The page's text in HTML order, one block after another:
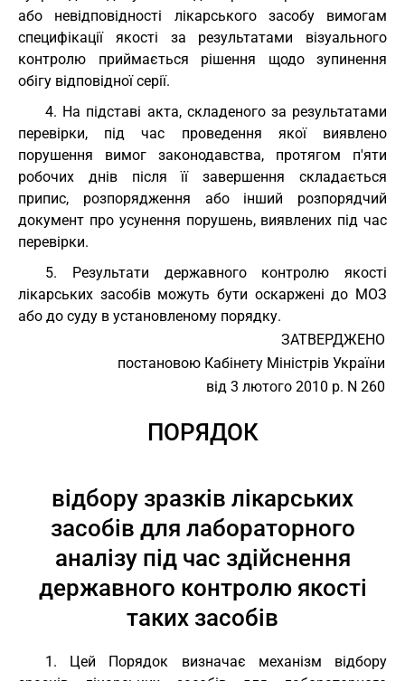
або невідповідності лікарського засобу вимогам
специфікації якості за результатами візуального
контролю приймається рішення щодо зупинення
обігу відповідної серії.
4. На підставі акта, складеного за результатами
перевірки, під час проведення якої виявлено
порушення вимог законодавства, протягом п'яти
робочих днів після її завершення складається
припис, розпорядження або інший розпорядчий
документ про усунення порушень, виявлених під час
перевірки.
5. Результати державного контролю якості
лікарських засобів можуть бути оскаржені до МОЗ
або до суду в установленому порядку.
ЗАТВЕРДЖЕНО
постановою Кабінету Міністрів України
від 3 лютого 2010 р. N 260
ПОРЯДОК
відбору зразків лікарських
засобів для лабораторного
аналізу під час здійснення
державного контролю якості
таких засобів
1. Цей Порядок визначає механізм відбору